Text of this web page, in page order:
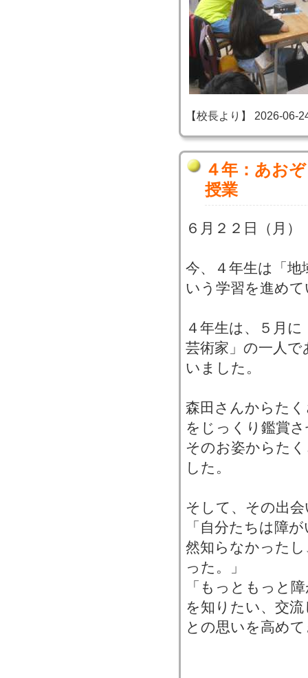
【校長より】 2026-06-
４年：あお
授業
６月２２日（月）
今、４年生は「
いう学習を進め
４年生は、５月
芸術家」の一人
いました。
森田さんからた
をじっくり鑑賞
そのお姿からた
した。
そして、その出
「自分たちは障
然知らなかった
った。」
「もっともっと
を知りたい、交
との思いを高め